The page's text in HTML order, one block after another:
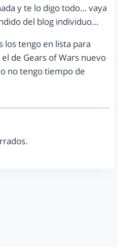
y te lo digo todo… vaya
del blog individuo…
los tengo en lista para
de Gears of Wars nuevo
no tengo tiempo de